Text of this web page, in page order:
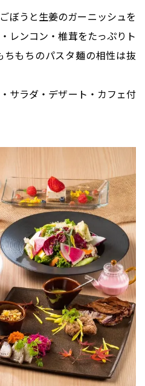
ぼうと生姜のガーニッシュを
レンコン・椎茸をたっぷりト
もちのパスタ麺の相性は抜
サラダ・デザート・カフェ付